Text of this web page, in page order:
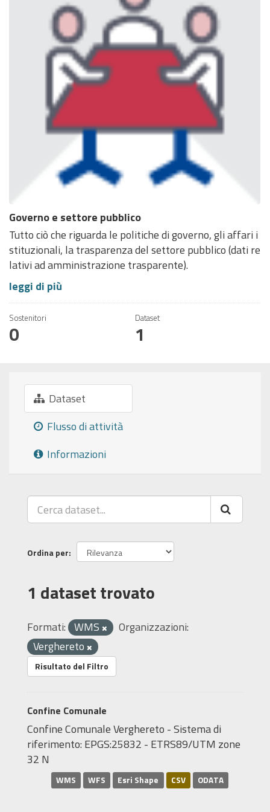
Governo e settore pubblico
Tutto ciò che riguarda le politiche di governo, gli affari i
stituzionali, la trasparenza del settore pubblico (dati re
lativi ad amministrazione trasparente).
leggi di più
Sostenitori
0
Dataset
1
Dataset
Flusso di attività
Informazioni
Ordina per
1 dataset trovato
Formati: WMS
Organizzazioni:
Verghereto
Risultato del Filtro
Confine Comunale
Confine Comunale Verghereto - Sistema di
riferimento: EPGS:25832 - ETRS89/UTM zone
32 N
WMS WFS Esri Shape CSV ODATA